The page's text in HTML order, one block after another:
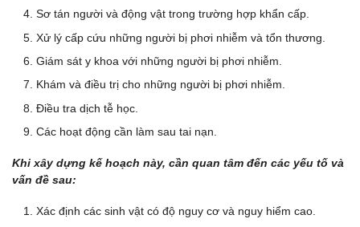
Sơ tán người và động vật trong trường hợp khẩn cấp.
Xử lý cấp cứu những người bị phơi nhiễm và tổn thương.
Giám sát y khoa với những người bị phơi nhiễm.
Khám và điều trị cho những người bị phơi nhiễm.
Điều tra dịch tễ học.
Các hoạt động cần làm sau tai nạn.
Khi xây dựng kế hoạch này, cần quan tâm đến các yếu tố và
vấn đề sau:
Xác định các sinh vật có độ nguy cơ và nguy hiểm cao.